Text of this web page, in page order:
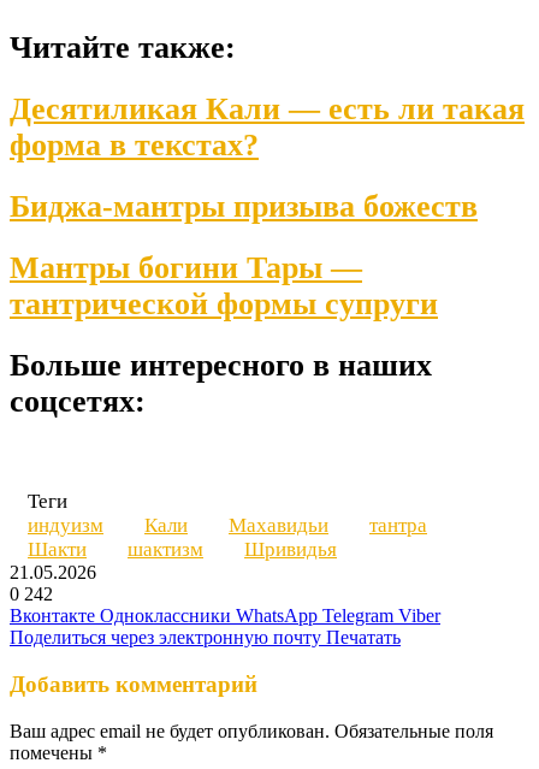
Читайте также:
Десятиликая Кали — есть ли такая
форма в текстах?
Биджа-мантры призыва божеств
Мантры богини Тары —
тантрической формы супруги
Больше интересного в наших
соцсетях:
Теги
индуизм
Кали Махавидьи
тантра
Шакти
шактизм Шривидья
21.05.2026
0 242
Вконтакте Одноклассники WhatsApp Telegram Viber
Поделиться через электронную почту Печатать
Добавить комментарий
Ваш адрес email не будет опубликован. Обязательные поля
помечены *